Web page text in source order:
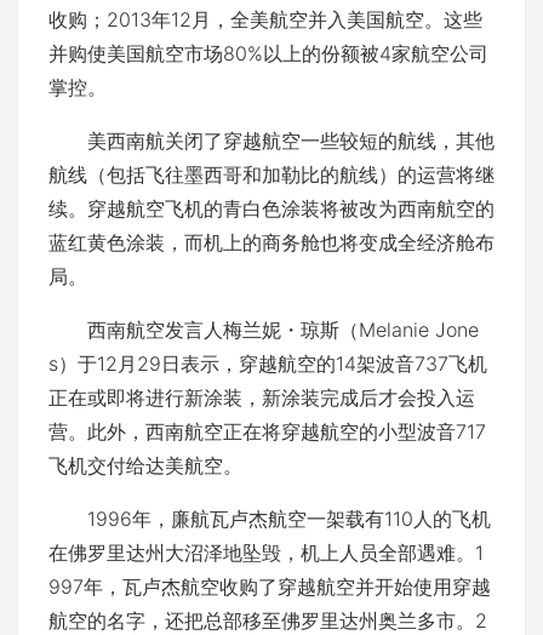
收购；2013年12月，全美航空并入美国航空。这些
并购使美国航空市场80%以上的份额被4家航空公司
掌控。
美西南航关闭了穿越航空一些较短的航线，其他
航线（包括飞往墨西哥和加勒比的航线）的运营将继
续。穿越航空飞机的青白色涂装将被改为西南航空的
蓝红黄色涂装，而机上的商务舱也将变成全经济舱布
局。
西南航空发言人梅兰妮・琼斯（Melanie Jone
s）于12月29日表示，穿越航空的14架波音737飞机
正在或即将进行新涂装，新涂装完成后才会投入运
营。此外，西南航空正在将穿越航空的小型波音717
飞机交付给达美航空。
1996年，廉航瓦卢杰航空一架载有110人的飞机
在佛罗里达州大沼泽地坠毁，机上人员全部遇难。1
997年，瓦卢杰航空收购了穿越航空并开始使用穿越
航空的名字，还把总部移至佛罗里达州奥兰多市。2